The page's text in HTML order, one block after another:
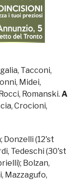
Tacconi,
Midei,
Romanski. A
Crocioni,
Donzelli (12'st
Tedeschi (30'st
Bolzan,
Mazzagufo,